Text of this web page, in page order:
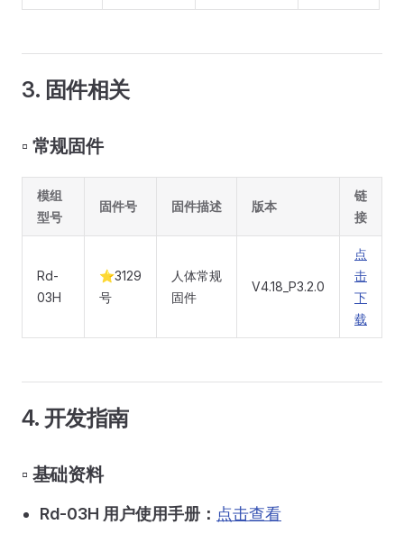
3. 固件相关
▫️ 常规固件
模组
型号
固件号 固件描述 版本
链
接
Rd-
03H
⭐3129
号
人体常规
固件
V4.18_P3.2.0
点
击
下
载
4. 开发指南
▫️ 基础资料
Rd-03H 用户使用手册： 点击查看